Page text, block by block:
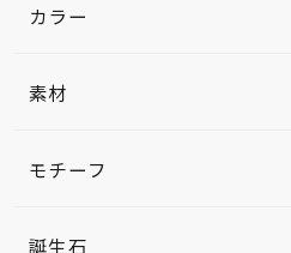
カラー
素材
モチーフ
誕生石